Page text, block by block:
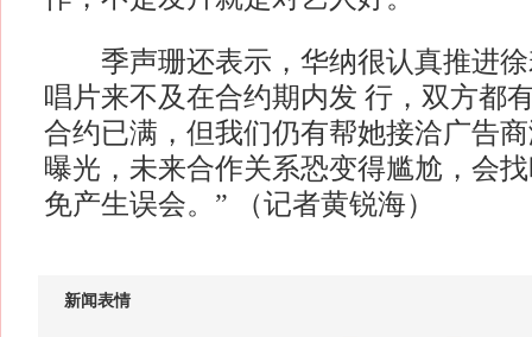
季声珊还表示，华纳很认真推进徐
唱片来不及在合约期内发 行，双方都
合约已满，但我们仍有帮她接洽广告
曝光，未来合作关系恐变得尴尬，会
免产生误会。” （记者黄锐海）
新闻表情